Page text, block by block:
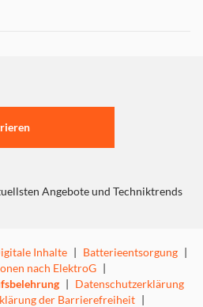
Angebote und Techniktrends
Inhalte | Batterieentsorgung |
nach ElektroG |
| Datenschutzerklärung
der Barrierefreiheit |